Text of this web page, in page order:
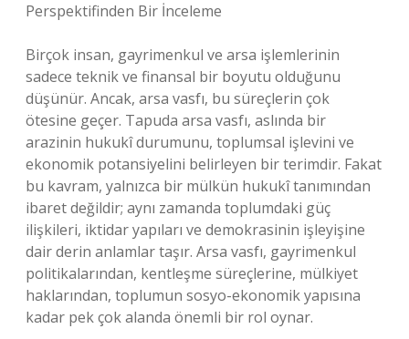
Perspektifinden Bir İnceleme
Birçok insan, gayrimenkul ve arsa işlemlerinin
sadece teknik ve finansal bir boyutu olduğunu
düşünür. Ancak, arsa vasfı, bu süreçlerin çok
ötesine geçer. Tapuda arsa vasfı, aslında bir
arazinin hukukî durumunu, toplumsal işlevini ve
ekonomik potansiyelini belirleyen bir terimdir. Fakat
bu kavram, yalnızca bir mülkün hukukî tanımından
ibaret değildir; aynı zamanda toplumdaki güç
ilişkileri, iktidar yapıları ve demokrasinin işleyişine
dair derin anlamlar taşır. Arsa vasfı, gayrimenkul
politikalarından, kentleşme süreçlerine, mülkiyet
haklarından, toplumun sosyo-ekonomik yapısına
kadar pek çok alanda önemli bir rol oynar.